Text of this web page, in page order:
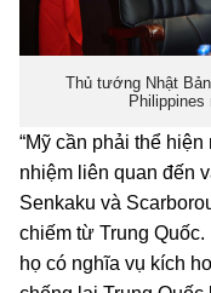
Thủ tướng Nhật
Philippines
“Mỹ cần phải thể
nhiệm liên quan đến
Senkaku và
chiếm từ Trung
họ có nghĩa vụ kích